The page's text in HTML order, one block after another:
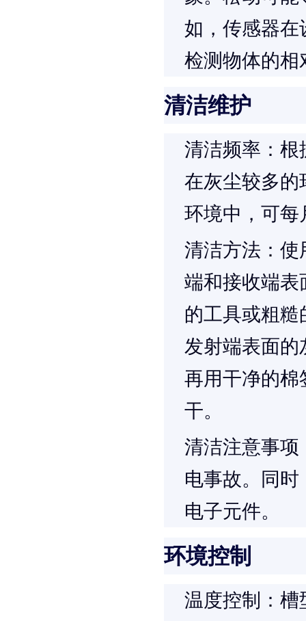
如，传感器在
检测物体的相
清洁维护
清洁频率 ：
在灰尘较多的
环境中，可每
清洁方法 ：
端和接收端表
的工具或粗
发射端表面
再用干净的棉
干。
清洁注意事项
电事故。同
电子元件。
环境控制
温度控制
：